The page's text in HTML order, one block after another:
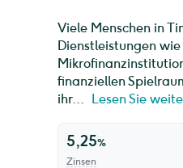
Viele Menschen in
Dienstleistungen
finanziellen
ihr... Lesen Sie
5,25%
Zinsen